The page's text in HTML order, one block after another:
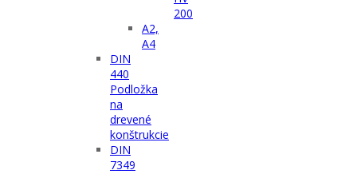
200
A2,
A4
DIN
440
Podložka
na
drevené
konštrukcie
DIN
7349